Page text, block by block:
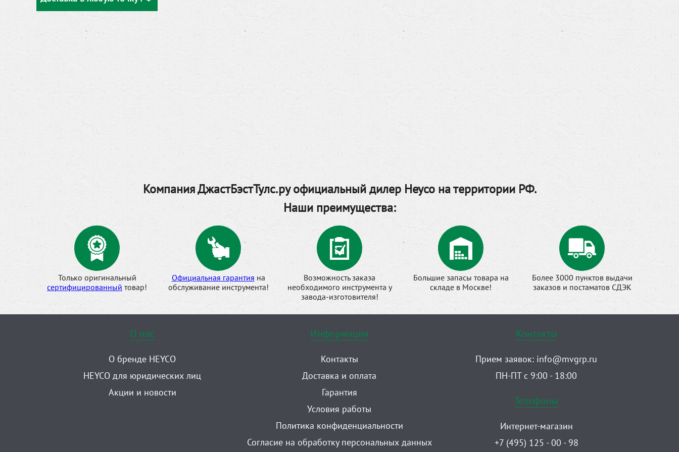
Компания ДжастБэстТулс.ру официальный дилер Heyco на территории РФ.
Наши преимущества:
Только оригинальный
сертифицированный товар!
Официальная гарантия на
обслуживание инструмента!
Возможность заказа
необходимого инструмента у
завода-изготовителя!
Большие запасы товара на
складе в Москве!
Более 3000 пунктов выдачи
заказов и постаматов СДЭК
О нас
О бренде HEYCO
HEYCO для юридических лиц
Акции и новости
Информация
Контакты
Доставка и оплата
Гарантия
Условия работы
Политика конфиденциальности
Согласие на обработку персональных данных
Контакты
Прием заявок: info@mvgrp.ru
ПН-ПТ с 9:00 - 18:00
Телефоны
Интернет-магазин
+7 (495) 125 - 00 - 98